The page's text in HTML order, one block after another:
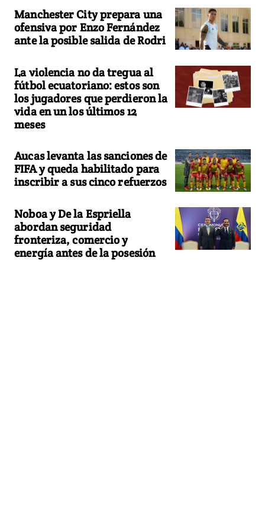
Manchester City prepara una
ofensiva por Enzo Fernández
ante la posible salida de Rodri
La violencia no da tregua al
fútbol ecuatoriano: estos son
los jugadores que perdieron la
vida en un los últimos 12
meses
Aucas levanta las sanciones de
FIFA y queda habilitado para
inscribir a sus cinco refuerzos
Noboa y De la Espriella
abordan seguridad
fronteriza, comercio y
energía antes de la posesión